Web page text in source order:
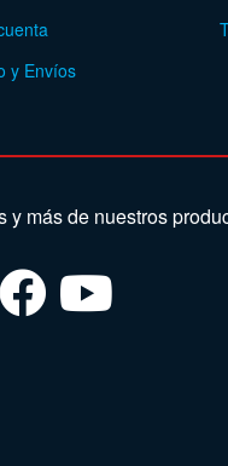
y Envíos
más de nuestros